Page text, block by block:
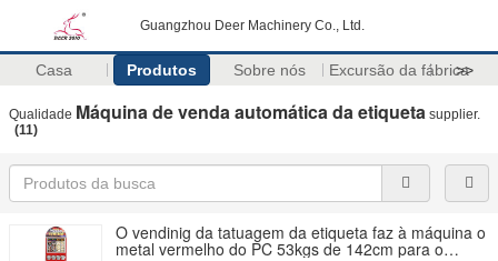
Guangzhou Deer Machinery Co., Ltd.
Casa Produtos Sobre nós Excursão da fábrica
>>
Qualidade Máquina de venda automática da etiqueta supplier.
(11)
O vendinig da tatuagem da etiqueta faz à máquina o
metal vermelho do PC 53kgs de 142cm para o